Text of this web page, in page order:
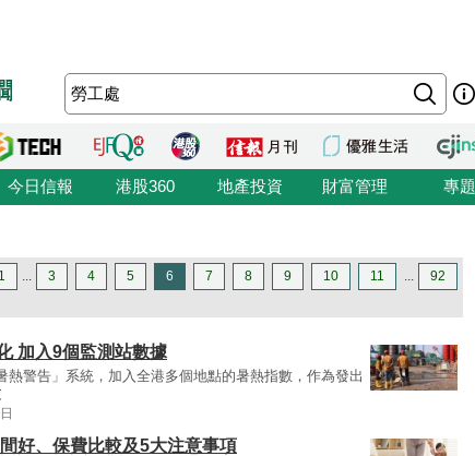
今日信報 港股360 地產投資 財富管理 專題
1 ... 3 4 5 6 7 8 9 10 11 ... 92
加入9個監測站數據
熱警告」系統，加入全港多個地點的暑熱指數，作為發出
好、保費比較及5大注意事項